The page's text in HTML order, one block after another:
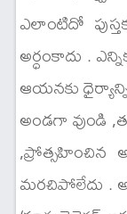
ఎలాంటిదో
అర్ధంకాదు .
ఆయనకు
అండగా వుండి
,ప్రోత్సహించిన
మరచిపోలేదు .